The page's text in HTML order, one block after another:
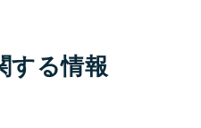
する情報